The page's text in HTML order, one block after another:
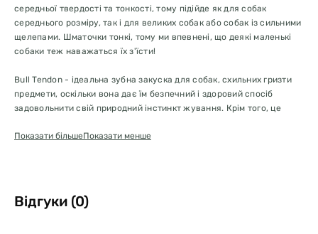
середньої твердості та тонкості, тому підійде як для собак
середнього розміру, так і для великих собак або собак із сильними
щелепами. Шматочки тонкі, тому ми впевнені, що деякі маленькі
собаки теж наважаться їх з'їсти!
Bull Tendon - ідеальна зубна закуска для собак, схильних гризти
предмети, оскільки вона дає їм безпечний і здоровий спосіб
задовольнити свій природний інстинкт жування. Крім того, це
Це хороший варіант для собак з харчовою алергією або
Показати більшеПоказати менше
Відгуки (0)